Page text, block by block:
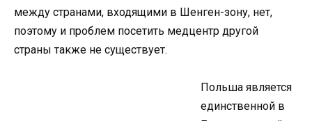
между странами, входящими в Шенген-зону, нет,
поэтому и проблем посетить медцентр другой
страны также не существует.
Польша является
единственной в